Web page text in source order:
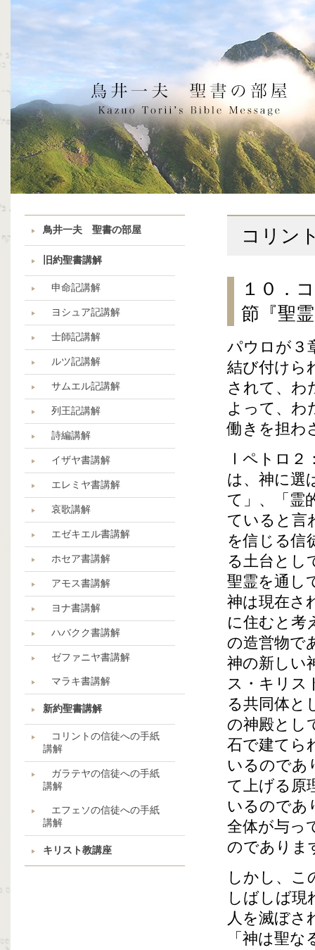
鳥井一夫 聖書の部屋
旧約聖書講解
申命記講解
ヨシュア記講解
士師記講解
ルツ記講解
サムエル記講解
列王記講解
詩編講解
イザヤ書講解
エレミヤ書講解
哀歌講解
エゼキエル書講解
ホセア書講解
アモス書講解
ヨナ書講解
ハバクク書講解
ゼファニヤ書講解
マラキ書講解
新約聖書講解
コリントの信徒への手紙
講解
ガラテヤの信徒への手紙
講解
エフェソの信徒への手紙
講解
キリスト教講座
コリン
１０．
節『聖
パウロが３
結び付けら
されて、わ
よって、わ
働きを担わ
Ⅰペトロ２
は、神に選
て」、「霊
ていると言
を信じる信
る土台とし
聖霊を通し
神は現在さ
に住むと考
の造営物で
神の新しい
ス・キリス
る共同体と
の神殿とし
石で建てら
いるのであ
て上げる原
いるのであ
全体が与っ
のでありま
しかし、こ
しばしば現
人を滅ぼさ
「神は聖